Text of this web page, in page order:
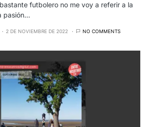
futbolero no me voy a referir a la
pasión…
2 DE NOVIEMBRE DE 2022 NO COMMENTS